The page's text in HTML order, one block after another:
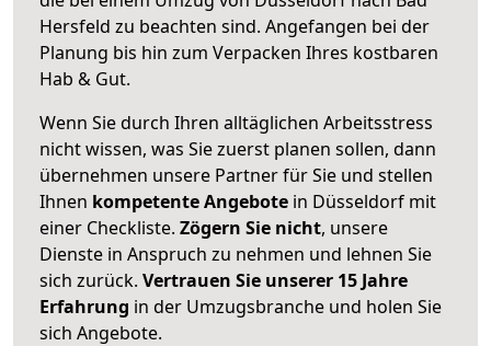
Hersfeld zu beachten sind. Angefangen bei der
Planung bis hin zum Verpacken Ihres kostbaren
Hab & Gut.
Wenn Sie durch Ihren alltäglichen Arbeitsstress
nicht wissen, was Sie zuerst planen sollen, dann
übernehmen unsere Partner für Sie und stellen
Ihnen kompetente Angebote in Düsseldorf mit
einer Checkliste. Zögern Sie nicht, unsere
Dienste in Anspruch zu nehmen und lehnen Sie
sich zurück. Vertrauen Sie unserer 15 Jahre
Erfahrung in der Umzugsbranche und holen Sie
sich Angebote.